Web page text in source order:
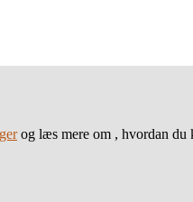
og læs mere om , hvordan du